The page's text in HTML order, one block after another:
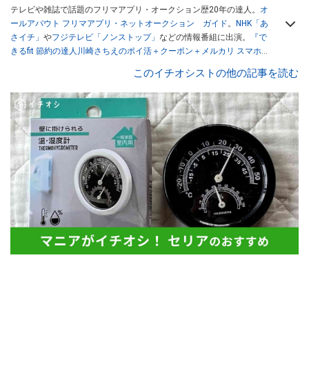
テレビや雑誌で話題のフリマアプリ・オークション歴20年の達人。 オ
ールアバウト フリマアプリ・ネットオークション ガイド。
NHK「あ
さイチ」 やフジテレビ「ノンストップ」 などの情報番組に出演。
『で
きるfit 節約の達人川崎さちえのポイ活＋クーポン＋メルカリ スマホで
スマホ1つでスキマ時間に効率的に稼ぐ！』（翔泳社刊） ほか著書多
数。ブログは「川崎さちえのごちゃまぜ日記」。
■経歴：2003年、夫が子育てをするために、突然会社を辞める。翌月
からの給料が０円になり、家にいながら、しかも空いた時間でできる
オークションに目をつける。しかし、取引の仕方がわからずに、まず
は落札者として参加。その後、出品者側にまわり、家の中の物を出品
しまくる。出品する物がほぼなくなってからは、仕入れを経験。ネッ
トオークションを生活の一部に取り入れるべく、「ネットオークショ
ンやフリマアプリは生活のインフラになる」という考えを持つ。また
消費税増税の社会においては、ネットオークションやフリマアプリが
家計の救世主になりえると考え、業者とは違う視点でユーザーとして
参加中。
このイチオシストの他の記事を読む